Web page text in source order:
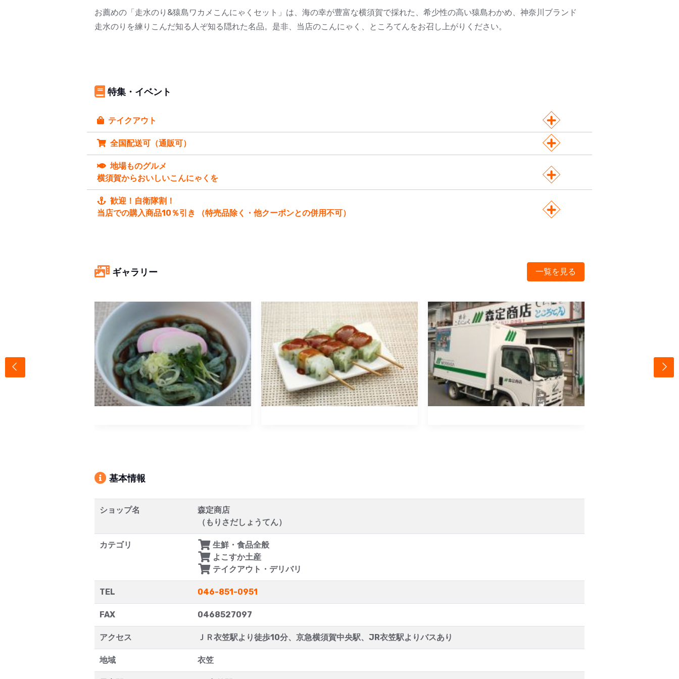
お薦めの「走水のり&猿島ワカメこんにゃくセット」は、海の幸が豊富な横須賀で採れた、希少性の高い猿島わかめ、神奈川ブランド
走水のりを練りこんだ知る人ぞ知る隠れた名品。是非、当店のこんにゃく、ところてんをお召し上がりください。
特集・イベント
テイクアウト
全国配送可（通販可）
地場ものグルメ
横須賀からおいしいこんにゃくを
歓迎！自衛隊割！
当店での購入商品10％引き （特売品除く・他クーポンとの併用不可）
ギャラリー 一覧を見る
基本情報
ショップ名
森定商店
（もりさだしょうてん）
カテゴリ
生鮮・食品全般
よこすか土産
テイクアウト・デリバリ
TEL 046-851-0951
FAX 0468527097
アクセス ＪＲ衣笠駅より徒歩10分、京急横須賀中央駅、JR衣笠駅よりバスあり
地域 衣笠